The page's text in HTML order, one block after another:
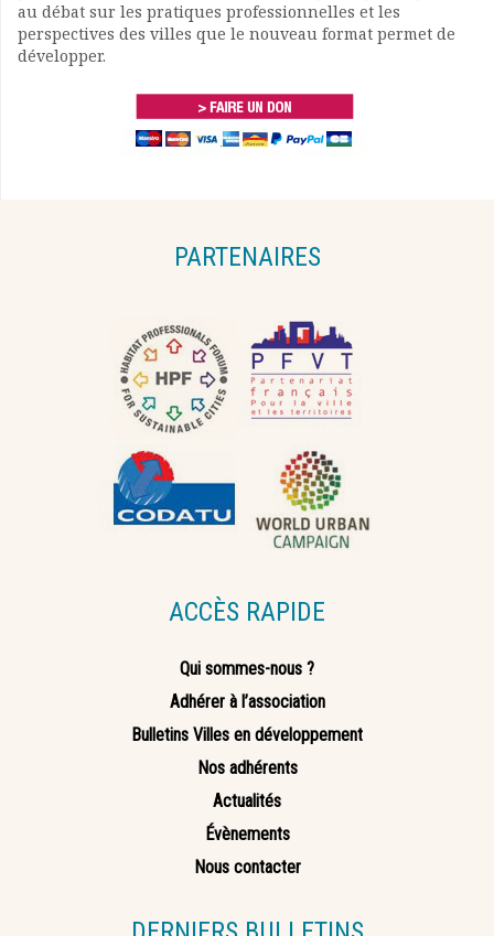
au débat sur les pratiques professionnelles et les
perspectives des villes que le nouveau format permet de
développer.
PARTENAIRES
ACCÈS RAPIDE
Qui sommes-nous ?
Adhérer à l’association
Bulletins Villes en développement
Nos adhérents
Actualités
Évènements
Nous contacter